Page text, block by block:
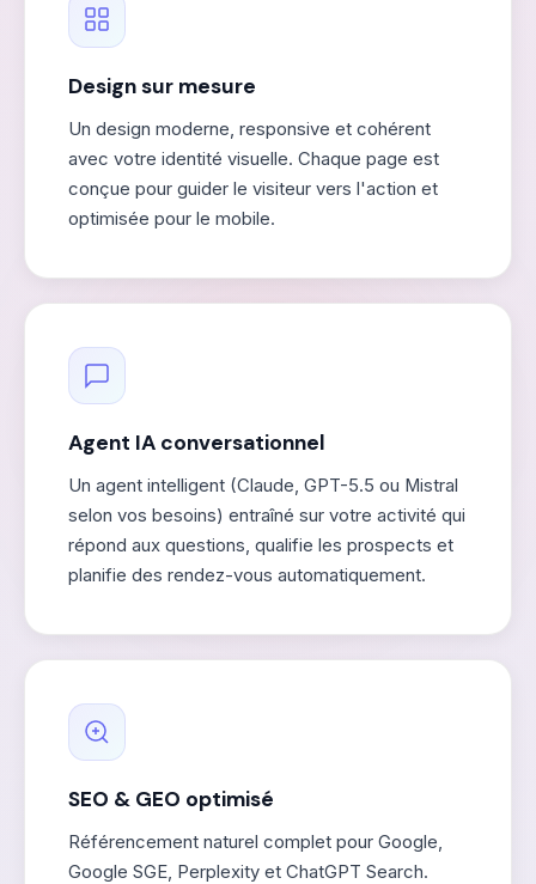
Design sur mesure
Un design moderne, responsive et cohérent
avec votre identité visuelle. Chaque page est
conçue pour guider le visiteur vers l'action et
optimisée pour le mobile.
Agent IA conversationnel
Un agent intelligent (Claude, GPT-5.5 ou Mistral
selon vos besoins) entraîné sur votre activité qui
répond aux questions, qualifie les prospects et
planifie des rendez-vous automatiquement.
SEO & GEO optimisé
Référencement naturel complet pour Google,
Google SGE, Perplexity et ChatGPT Search.